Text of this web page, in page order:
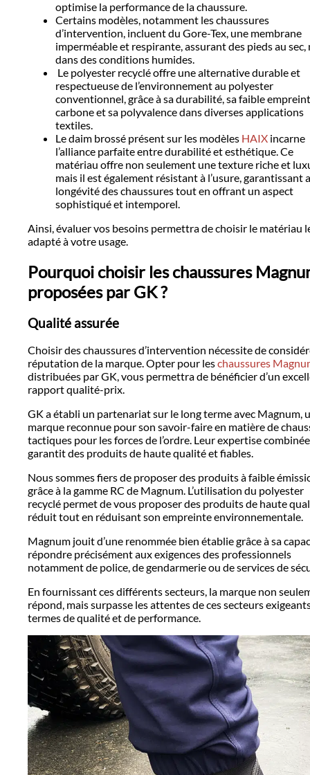
optimise la performance de la chaussure.
Certains modèles, notamment les chaussures
d’intervention, incluent du Gore-Tex, une membrane
imperméable et respirante, assurant des pieds au sec,
dans des conditions humides.
Le polyester recyclé offre une alternative durable et
respectueuse de l’environnement au polyester
conventionnel, grâce à sa durabilité, sa faible
carbone et sa polyvalence dans diverses applications
textiles.
Le daim brossé présent sur les modèles HAIX incarne
l’alliance parfaite entre durabilité et esthétique. Ce
matériau offre non seulement une texture riche et
mais il est également résistant à l’usure, garantissant
longévité des chaussures tout en offrant un aspect
sophistiqué et intemporel.
Ainsi, évaluer vos besoins permettra de choisir le matériau
adapté à votre usage.
Pourquoi choisir les chaussures
proposées par GK ?
Qualité assurée
Choisir des chaussures d’intervention nécessite de
réputation de la marque. Opter pour leschaussures
distribuées par GK, vous permettra de bénéficier d’un
rapport qualité-prix.
GK a établi un partenariat sur le long terme avec Magnum,
marque reconnue pour son savoir-faire en matière de
tactiques pour les forces de l’ordre. Leur expertise combinée
garantit des produits de haute qualité et fiables.
Nous sommes fiers de proposer des produits à faible
grâce à la gamme RC de Magnum. L’utilisation du polyester
recyclé permet de vous proposer des produits de haute
réduit tout en réduisant son empreinte environnementale.
Magnum jouit d’une renommée bien établie grâce à sa
répondre précisément aux exigences des professionnels
notamment de police, de gendarmerie ou de services de
En fournissant ces différents secteurs, la marque non
répond, mais surpasse les attentes de ces secteurs
termes de qualité et de performance.